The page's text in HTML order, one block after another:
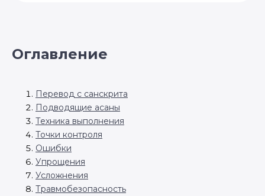
Оглавление
Перевод с санскрита
Подводящие асаны
Техника выполнения
Точки контроля
Ошибки
Упрощения
Усложнения
Травмобезопасность